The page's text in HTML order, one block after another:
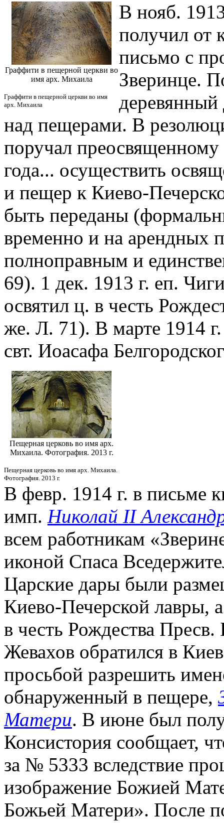
Граффити в пещерной церкви во
имя арх. Михаила
Граффити в пещерной церкви во имя
арх. Михаила
В нояб.
получил от
письмо с
Зверинце.
над пещерами. В
поручал
года... осуществить
и пещер к Киево-
быть переданы
временно и на арендных
полноправным и
69). 1 дек. 1913 г. еп.
освятил ц. в честь
же. Л. 71). В марте 1914
свт. Иоасафа
Пещерная церковь во имя арх.
Михаила. Фотография. 2013 г.
Пещерная церковь во имя арх. Михаила.
Фотография. 2013 г.
В февр. 1914 г. в письме
имп. Николай II
всем работникам
иконой Спаса
Царские дары были
Киево-Печерской лавры,
в честь Рождества
Жевахов обратился в
просьбой разрешить
обнаруженный в пещере,
Матери. В июне был
Консистория сообщает,
за № 5333 вследствие
изображение Божией
Божьей Матери». После